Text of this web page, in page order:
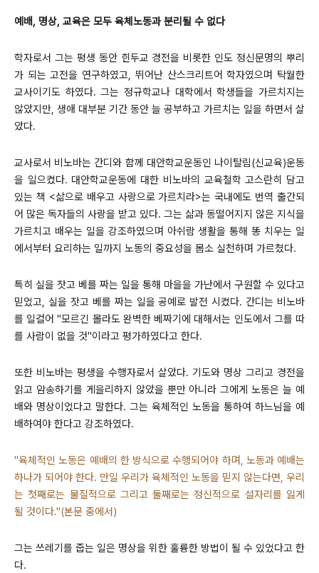
예배, 명상, 교육은 모두 육체노동과 분리될 수 없다
학자로서 그는 평생 동안 힌두교 경전을 비롯한 인도 정신문명의 뿌리
가 되는 고전을 연구하였고, 뛰어난 산스크리트어 학자였으며 탁월한
교사이기도 하였다. 그는 정규학교나 대학에서 학생들을 가르치지는
않았지만, 생애 대부분 기간 동안 늘 공부하고 가르치는 일을 하면서 살
았다.
교사로서 비노바는 간디와 함께 대안학교운동인 나이탈림(신교육)운동
을 일으켰다. 대안학교운동에 대한 비노바의 교육철학 고스란히 담고
있는 책 <삶으로 배우고 사랑으로 가르치라>는 국내에도 번역 출간되
어 많은 독자들의 사랑을 받고 있다. 그는 삶과 동떨어지지 않은 지식을
가르치고 배우는 일을 강조하였으며 아쉬람 생활을 통해 똥 치우는 일
에서부터 요리하는 일까지 노동의 중요성을 몸소 실천하며 가르쳤다.
특히 실을 잣고 베를 짜는 일을 통해 마을을 가난에서 구원할 수 있다고
믿었고, 실을 잣고 베를 짜는 일을 공예로 발전 시켰다. 간디는 비노바
를 일컬어 "모르긴 몰라도 완벽한 베짜기에 대해서는 인도에서 그를 따
를 사람이 없을 것"이라고 평가하였다고 한다.
또한 비노바는 평생을 수행자로서 살았다. 기도와 명상 그리고 경전을
읽고 암송하기를 게을리하지 않았을 뿐만 아니라 그에게 노동은 늘 예
배와 명상이었다고 말한다. 그는 육체적인 노동을 통하여 하느님을 예
배하여야 한다고 강조하였다.
"육체적인 노동은 예배의 한 방식으로 수행되어야 하며, 노동과 예배는
하나가 되어야 한다. 만일 우리가 육체적인 노동을 믿지 않는다면, 우리
는 첫째로는 물질적으로 그리고 둘째로는 정신적으로 설자리를 잃게
될 것이다."(본문 중에서)
그는 쓰레기를 줍는 일은 명상을 위한 훌륭한 방법이 될 수 있었다고 한
다.